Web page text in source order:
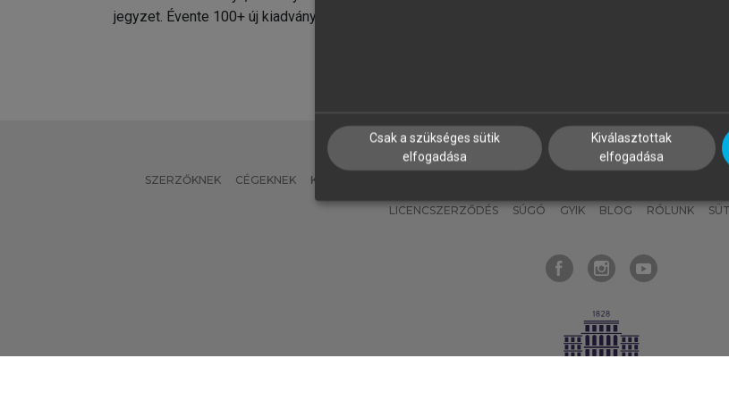
jegyzet. Évente 100+ új kiadvány.
SZERZŐKNEK CÉGEKNEK KÖNYVTÁROSOKNAK MI
LICENCSZERZŐDÉS SÚGÓ GYIK BLOG RÓLUNK
Csak a szükséges sütik
elfogadása
Kiválasztottak
elfogadása